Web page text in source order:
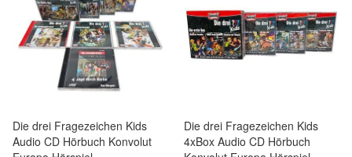
Die drei Fragezeichen Kids
Audio CD Hörbuch Konvolut
Die drei Fragezeichen Kids
4xBox Audio CD Hörbuch